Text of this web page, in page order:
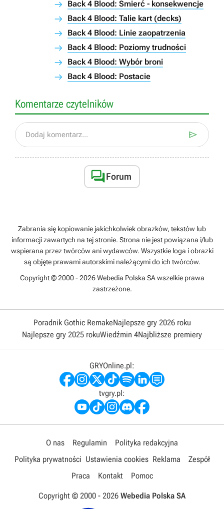
Back 4 Blood: Śmierć - konsekwencje
Back 4 Blood: Talie kart (decks)
Back 4 Blood: Linie zaopatrzenia
Back 4 Blood: Poziomy trudności
Back 4 Blood: Wybór broni
Back 4 Blood: Postacie
Komentarze czytelników
Dodaj komentarz... 
Forum
Zabrania się kopiowanie jakichkolwiek obrazków, tekstów lub
informacji zawartych na tej stronie. Strona nie jest powiązana i/lub
wspierana przez twórców ani wydawców. Wszystkie loga i obrazki
są objęte prawami autorskimi należącymi do ich twórców.
Copyright © 2000 - 2026 Webedia Polska SA wszelkie prawa
zastrzeżone.
Poradnik Gothic RemakeNajlepsze gry 2026 roku
Najlepsze gry 2025 rokuWiedźmin 4Najbliższe premiery
GRYOnline.pl:
tvgry.pl:
O nas Regulamin
Polityka redakcyjna
Polityka prywatności Ustawienia cookies Reklama
Zespół
Praca
Kontakt Pomoc
Copyright © 2000 - 2026 Webedia Polska SA